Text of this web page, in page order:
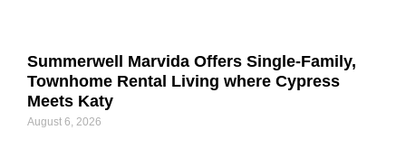
Summerwell Marvida Offers Single-Family,
Townhome Rental Living where Cypress
Meets Katy
August 6, 2026